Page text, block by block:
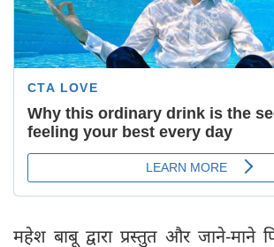
महेश बाबू द्वारा प्रस्तुत और जाने-